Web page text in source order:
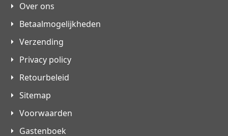
Over ons
Betaalmogelijkheden
Verzending
Privacy policy
Retourbeleid
Sitemap
Voorwaarden
Gastenboek